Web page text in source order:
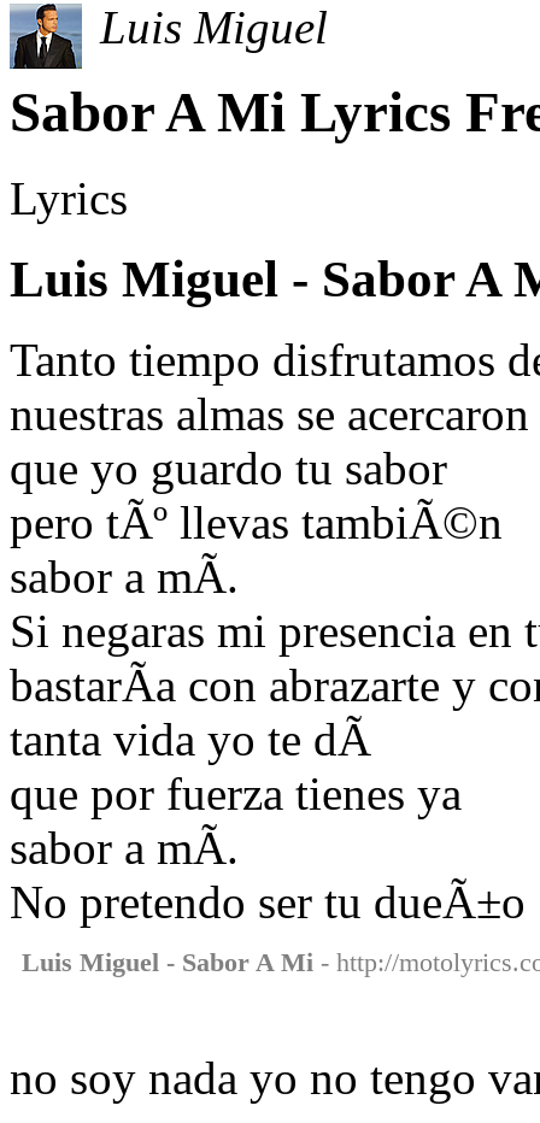
Luis Miguel
Sabor A Mi Lyrics
Lyrics
Luis Miguel - Sabor A
Tanto tiempo disfrutamos
nuestras almas se
que yo guardo tu sabor
pero tÃº llevas tambiÃ©n
sabor a mÃ­.
Si negaras mi presencia
bastarÃ­a con abrazarte y
tanta vida yo te dÃ­
que por fuerza tienes ya
sabor a mÃ­.
No pretendo ser tu dueÃ±o
Luis Miguel - Sabor A Mi - http://
no soy nada yo no tengo